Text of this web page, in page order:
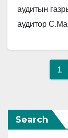
аудитын
аудитор
1
Search